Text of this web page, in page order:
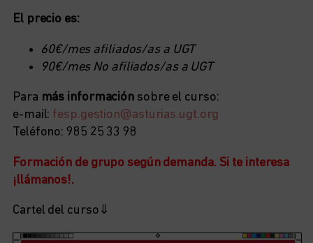
El precio es:
60€/mes afiliados/as a UGT
90€/mes No afiliados/as a UGT
Para más información sobre el curso:
e-mail: fesp.gestion@asturias.ugt.org
Teléfono: 985 25 33 98
Formación de grupo según demanda. Si te interesa
¡llámanos!.
Cartel del curso⇓